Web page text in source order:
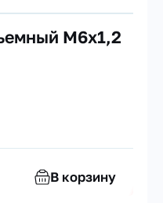
M6х1,2
В корзину